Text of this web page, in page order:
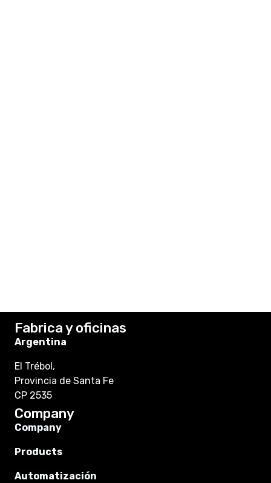
Fabrica y oficinas
Argentina
El Trébol,
Provincia de Santa Fe
CP 2535
Company
Company
Products
Automatización